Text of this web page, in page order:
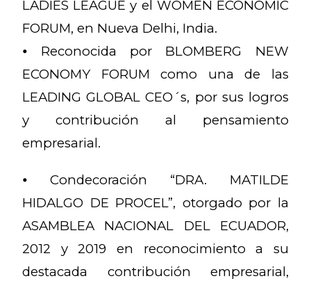
LADIES LEAGUE y el WOMEN ECONOMIC
FORUM, en Nueva Delhi, India.
⦁ Reconocida por BLOMBERG NEW
ECONOMY FORUM como una de las
LEADING GLOBAL CEO´s, por sus logros
y contribución al pensamiento
empresarial.
⦁ Condecoración “DRA. MATILDE
HIDALGO DE PROCEL”, otorgado por la
ASAMBLEA NACIONAL DEL ECUADOR,
2012 y 2019 en reconocimiento a su
destacada contribución empresarial,